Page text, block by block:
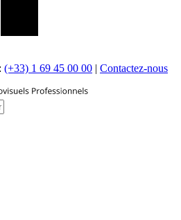
(+33) 1 69 45 00 00 | Contactez-nous